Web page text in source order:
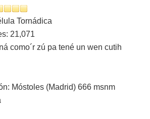
Tornádica
21,071
como´r zú pa tené un wen cutih
Móstoles (Madrid) 666 msnm